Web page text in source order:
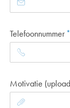
Telefoonnummer *
Motivatie